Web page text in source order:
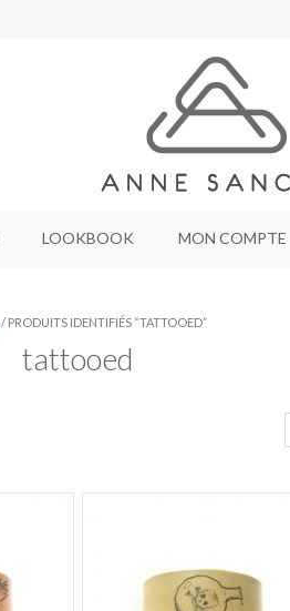
LOOKBOOK MON COMPTE
/ PRODUITS IDENTIFIÉS “TATTOOED”
tattooed